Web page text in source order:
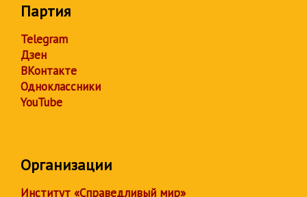
Партия
Telegram
Дзен
ВКонтакте
Одноклассники
YouTube
Организации
Институт «Справедливый мир»